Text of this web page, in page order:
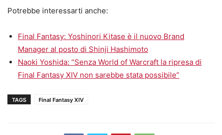
Potrebbe interessarti anche:
Final Fantasy: Yoshinori Kitase è il nuovo Brand
Manager al posto di Shinji Hashimoto
Naoki Yoshida: “Senza World of Warcraft la ripresa di
Final Fantasy XIV non sarebbe stata possibile”
TAGS Final Fantasy XIV